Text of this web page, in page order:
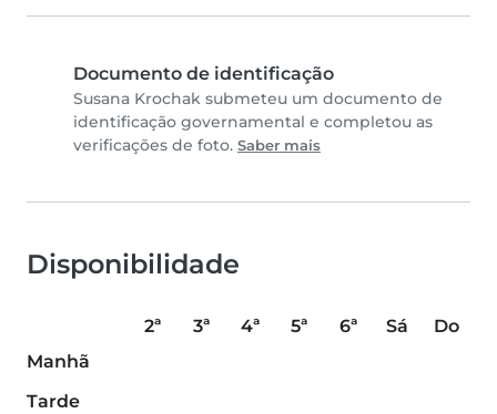
Documento de identificação
Susana Krochak submeteu um documento de
identificação governamental e completou as
verificações de foto. Saber mais
Disponibilidade
2ª 3ª 4ª 5ª 6ª Sá
Do
Manhã
Tarde